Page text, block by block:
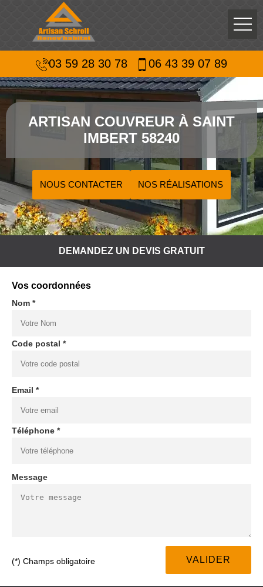
03 59 28 30 78 06 43 39 07 89
ARTISAN COUVREUR À SAINT
IMBERT 58240
NOUS CONTACTER NOS RÉALISATIONS
DEMANDEZ UN DEVIS GRATUIT
Vos coordonnées
Nom *
Code postal *
Email *
Téléphone *
Message
(*) Champs obligatoire